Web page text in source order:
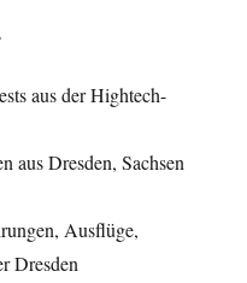
aus der Hightech-
aus Dresden, Sachsen
Ausflüge,
Dresden